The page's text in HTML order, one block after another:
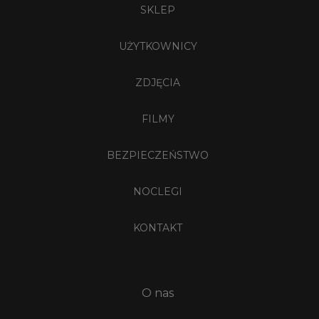
SKLEP
UŻYTKOWNICY
ZDJĘCIA
FILMY
BEZPIECZEŃSTWO
NOCLEGI
KONTAKT
O nas